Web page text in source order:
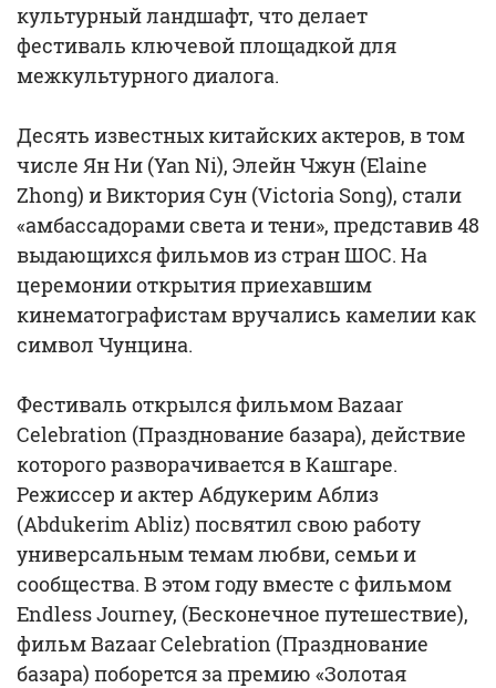
культурный ландшафт, что делает
фестиваль ключевой площадкой для
межкультурного диалога.
Десять известных китайских актеров, в том
числе Ян Ни (Yan Ni), Элейн Чжун (Elaine
Zhong) и Виктория Сун (Victoria Song), стали
«амбассадорами света и тени», представив 48
выдающихся фильмов из стран ШОС. На
церемонии открытия приехавшим
кинематографистам вручались камелии как
символ Чунцина.
Фестиваль открылся фильмом Bazaar
Celebration (Празднование базара), действие
которого разворачивается в Кашгаре.
Режиссер и актер Абдукерим Аблиз
(Abdukerim Abliz) посвятил свою работу
универсальным темам любви, семьи и
сообщества. В этом году вместе с фильмом
Endless Journey, (Бесконечное путешествие),
фильм Bazaar Celebration (Празднование
базара) поборется за премию «Золотая